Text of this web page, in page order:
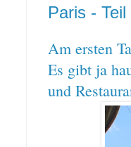
Paris -
Am ersten
Es gibt ja
und